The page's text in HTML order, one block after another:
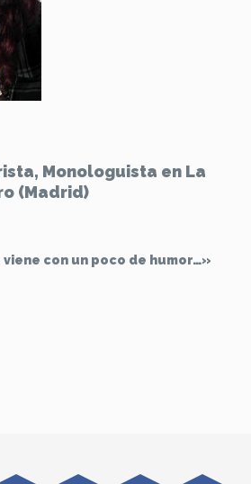
Monologuista en La
(Madrid)
con un poco de humor…»